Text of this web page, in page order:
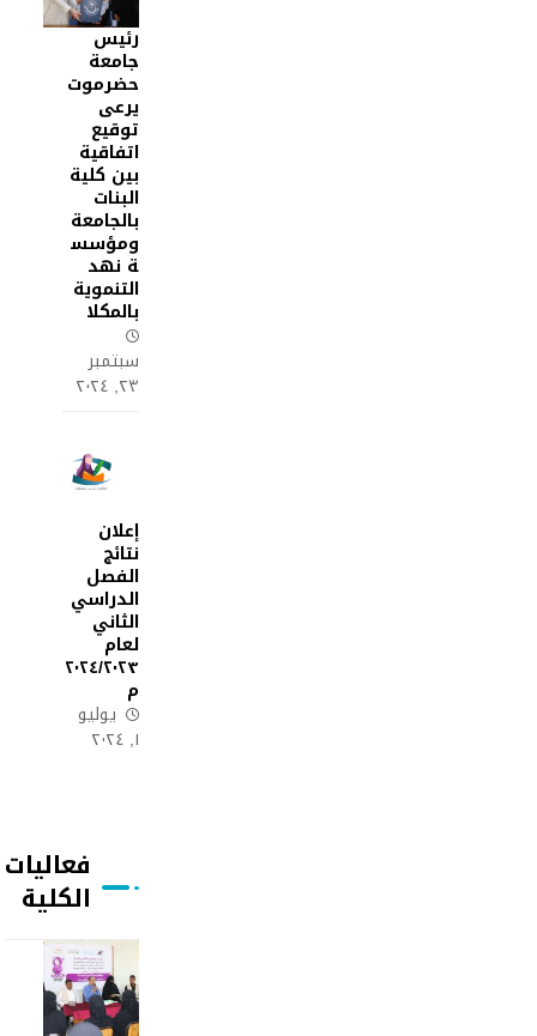
رئيس
جامعة
حضرموت
يرعى
توقيع
اتفاقية
بين كلية
البنات
بالجامعة
ومؤسس
ة نهد
التنموية
بالمكلا
سبتمبر
٢٣, ٢٠٢٤
إعلان
نتائج
الفصل
الدراسي
الثاني
لعام
٢٠٢٤/٢٠٢٣
م
يوليو
١, ٢٠٢٤
فعاليات
الكلية